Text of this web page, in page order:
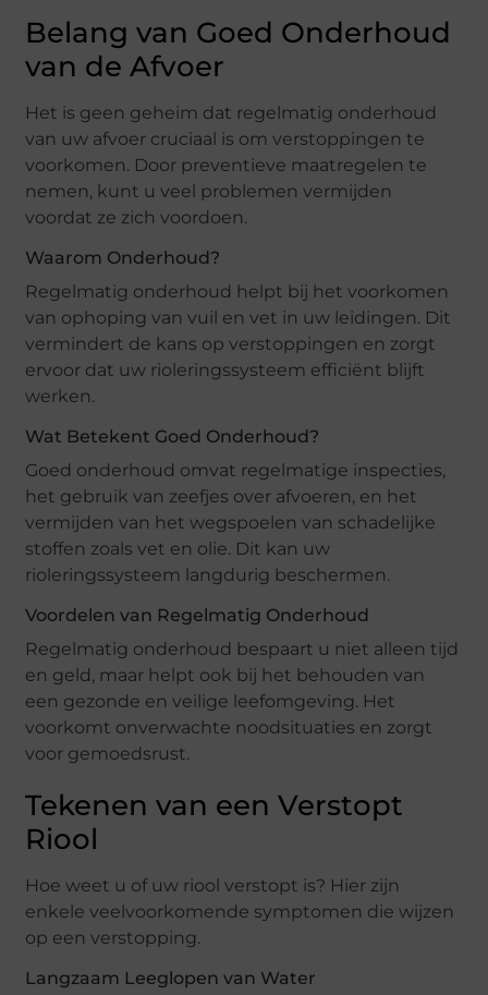
Belang van Goed Onderhoud
van de Afvoer
Het is geen geheim dat regelmatig onderhoud
van uw afvoer cruciaal is om verstoppingen te
voorkomen. Door preventieve maatregelen te
nemen, kunt u veel problemen vermijden
voordat ze zich voordoen.
Waarom Onderhoud?
Regelmatig onderhoud helpt bij het voorkomen
van ophoping van vuil en vet in uw leidingen. Dit
vermindert de kans op verstoppingen en zorgt
ervoor dat uw rioleringssysteem efficiënt blijft
werken.
Wat Betekent Goed Onderhoud?
Goed onderhoud omvat regelmatige inspecties,
het gebruik van zeefjes over afvoeren, en het
vermijden van het wegspoelen van schadelijke
stoffen zoals vet en olie. Dit kan uw
rioleringssysteem langdurig beschermen.
Voordelen van Regelmatig Onderhoud
Regelmatig onderhoud bespaart u niet alleen tijd
en geld, maar helpt ook bij het behouden van
een gezonde en veilige leefomgeving. Het
voorkomt onverwachte noodsituaties en zorgt
voor gemoedsrust.
Tekenen van een Verstopt
Riool
Hoe weet u of uw riool verstopt is? Hier zijn
enkele veelvoorkomende symptomen die wijzen
op een verstopping.
Langzaam Leeglopen van Water